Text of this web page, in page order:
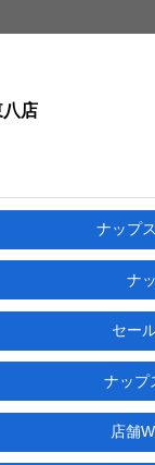
店
ナップ
ナ
セー
ナップ
店舗